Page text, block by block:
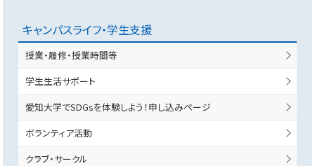
キャンパスライフ・学生支援
授業・履修・授業時間等
学生生活サポート
愛知大学でSDGsを体験しよう！申し込みページ
ボランティア活動
クラブ・サークル